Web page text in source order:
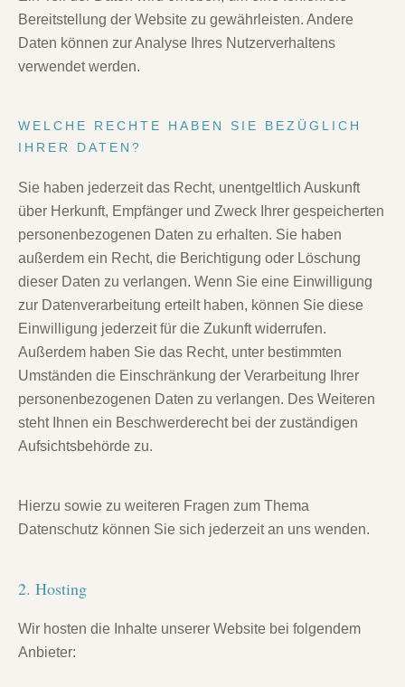
Bereitstellung der Website zu gewährleisten. Andere
Daten können zur Analyse Ihres Nutzerverhaltens
verwendet werden.
WELCHE RECHTE HABEN SIE BEZÜGLICH
IHRER DATEN?
Sie haben jederzeit das Recht, unentgeltlich Auskunft
über Herkunft, Empfänger und Zweck Ihrer gespeicherten
personenbezogenen Daten zu erhalten. Sie haben
außerdem ein Recht, die Berichtigung oder Löschung
dieser Daten zu verlangen. Wenn Sie eine Einwilligung
zur Datenverarbeitung erteilt haben, können Sie diese
Einwilligung jederzeit für die Zukunft widerrufen.
Außerdem haben Sie das Recht, unter bestimmten
Umständen die Einschränkung der Verarbeitung Ihrer
personenbezogenen Daten zu verlangen. Des Weiteren
steht Ihnen ein Beschwerderecht bei der zuständigen
Aufsichtsbehörde zu.
Hierzu sowie zu weiteren Fragen zum Thema
Datenschutz können Sie sich jederzeit an uns wenden.
2. Hosting
Wir hosten die Inhalte unserer Website bei folgendem
Anbieter: